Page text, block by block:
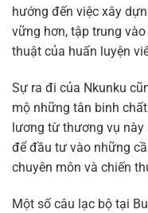
hướng đến việc xây
vững hơn, tập trung
thuật của huấn luyện
Sự ra đi của Nkunku
mộ những tân binh
lương từ thương vụ này
để đầu tư vào những
chuyên môn và chiến
Một số câu lạc bộ tại